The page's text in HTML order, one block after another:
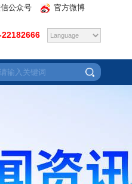
公众号 官方微博
22182666